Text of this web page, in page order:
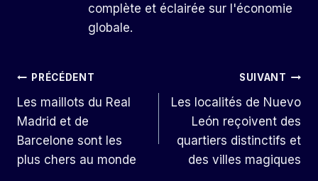
complète et éclairée sur l'économie
globale.
Navigation
De
L’article
PRÉCÉDENT
Les maillots du Real
Madrid et de
Barcelone sont les
plus chers au monde
SUIVANT
Les localités de Nuevo
León reçoivent des
quartiers distinctifs et
des villes magiques